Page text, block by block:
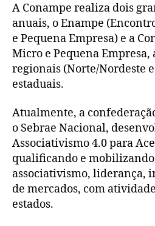
A Conampe realiza dois
anuais, o Enampe
e Pequena Empresa) e a
Micro e Pequena
regionais (Norte/Nordeste e
estaduais.
Atualmente, a
o Sebrae Nacional,
Associativismo 4.0 para
qualificando e mobilizando
associativismo, liderança,
de mercados, com
estados.